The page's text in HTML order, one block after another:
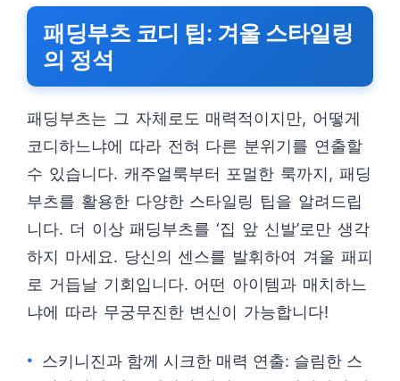
패딩부츠 코디 팁: 겨울 스타일링
의 정석
패딩부츠는 그 자체로도 매력적이지만, 어떻게
코디하느냐에 따라 전혀 다른 분위기를 연출할
수 있습니다. 캐주얼룩부터 포멀한 룩까지, 패딩
부츠를 활용한 다양한 스타일링 팁을 알려드립
니다. 더 이상 패딩부츠를 ‘집 앞 신발’로만 생각
하지 마세요. 당신의 센스를 발휘하여 겨울 패피
로 거듭날 기회입니다. 어떤 아이템과 매치하느
냐에 따라 무궁무진한 변신이 가능합니다!
스키니진과 함께 시크한 매력 연출: 슬림한 스